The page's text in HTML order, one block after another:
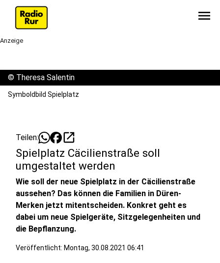
menu
Anzeige
© Theresa Salentin
Symboldbild Spielplatz
Teilen: open_in_new
Spielplatz Cäcilienstraße soll
umgestaltet werden
Wie soll der neue Spielplatz in der Cäcilienstraße
aussehen? Das können die Familien in Düren-
Merken jetzt mitentscheiden. Konkret geht es
dabei um neue Spielgeräte, Sitzgelegenheiten und
die Bepflanzung.
Veröffentlicht: Montag, 30.08.2021 06:41